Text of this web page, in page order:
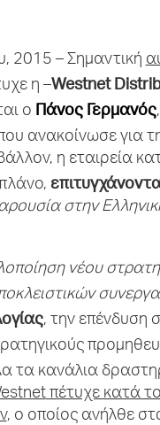
2015 – Σημαντική
η –Westnet
ο Πάνος Γερμανός
ανακοίνωσε για
η εταιρεία
στην
νέου
, την επένδυση
τα κανάλια
πέτυχε κατά
, o οποίος ανήλθε